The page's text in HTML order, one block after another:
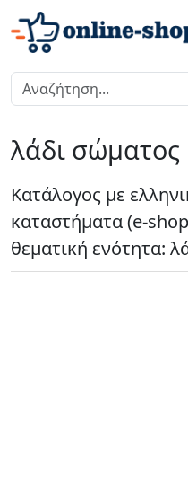
λάδι σώματος
Κατάλογος με
καταστήματα (e-
θεματική ενότητα: